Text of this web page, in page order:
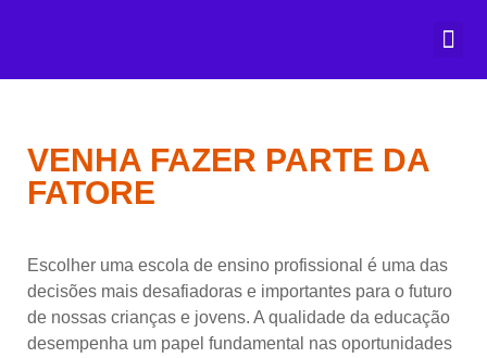
VENHA FAZER PARTE DA
FATORE
Escolher uma escola de ensino profissional é uma das
decisões mais desafiadoras e importantes para o futuro
de nossas crianças e jovens. A qualidade da educação
desempenha um papel fundamental nas oportunidades